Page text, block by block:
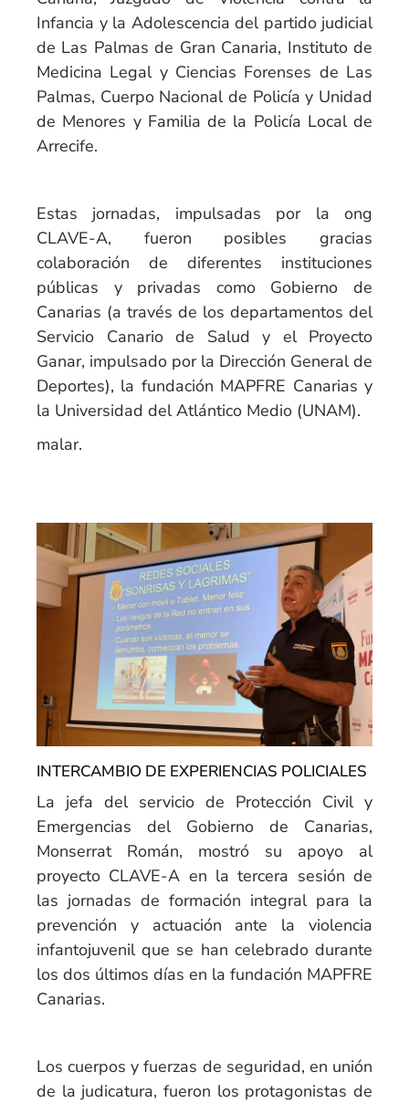
Infancia y la Adolescencia del partido judicial
de Las Palmas de Gran Canaria, Instituto de
Medicina Legal y Ciencias Forenses de Las
Palmas, Cuerpo Nacional de Policía y Unidad
de Menores y Familia de la Policía Local de
Arrecife.
Estas jornadas, impulsadas por la ong
CLAVE-A, fueron posibles gracias
colaboración de diferentes instituciones
públicas y privadas como Gobierno de
Canarias (a través de los departamentos del
Servicio Canario de Salud y el Proyecto
Ganar, impulsado por la Dirección General de
Deportes), la fundación MAPFRE Canarias y
la Universidad del Atlántico Medio (UNAM).
malar.
INTERCAMBIO DE EXPERIENCIAS POLICIALES
La jefa del servicio de Protección Civil y
Emergencias del Gobierno de Canarias,
Monserrat Román, mostró su apoyo al
proyecto CLAVE-A en la tercera sesión de
las jornadas de formación integral para la
prevención y actuación ante la violencia
infantojuvenil que se han celebrado durante
los dos últimos días en la fundación MAPFRE
Canarias.
Los cuerpos y fuerzas de seguridad, en unión
de la judicatura, fueron los protagonistas de